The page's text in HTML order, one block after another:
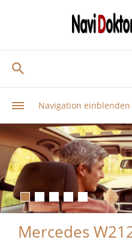
Navigation einblenden
Mercedes